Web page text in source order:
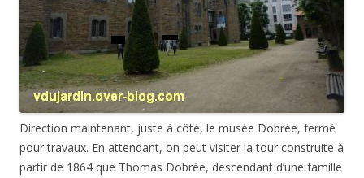
Direction maintenant, juste à côté, le musée Dobrée, fermé
pour travaux. En attendant, on peut visiter la tour construite à
partir de 1864 que Thomas Dobrée, descendant d’une famille